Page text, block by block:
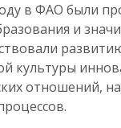
в ФАО были
и
культуры
отношений,